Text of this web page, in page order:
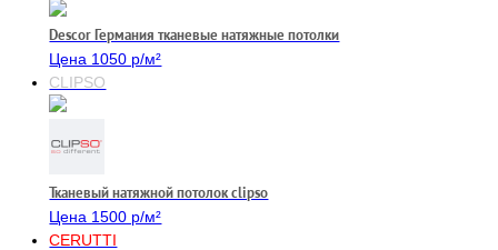
Descor Германия тканевые натяжные потолки
Цена 1050 р/м²
CLIPSO
Тканевый натяжной потолок clipso
Цена 1500 р/м²
CERUTTI